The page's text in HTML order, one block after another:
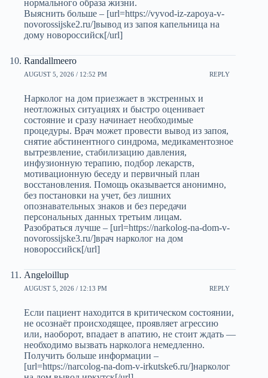
нормального образа жизни.
Выяснить больше – [url=https://vyvod-iz-zapoya-v-
novorossijske2.ru/]вывод из запоя капельница на
дому новороссийск[/url]
Randallmeero
AUGUST 5, 2026 / 12:52 PM REPLY
Нарколог на дом приезжает в экстренных и
неотложных ситуациях и быстро оценивает
состояние и сразу начинает необходимые
процедуры. Врач может провести вывод из запоя,
снятие абстинентного синдрома, медикаментозное
вытрезвление, стабилизацию давления,
инфузионную терапию, подбор лекарств,
мотивационную беседу и первичный план
восстановления. Помощь оказывается анонимно,
без постановки на учет, без лишних
опознавательных знаков и без передачи
персональных данных третьим лицам.
Разобраться лучше – [url=https://narkolog-na-dom-v-
novorossijske3.ru/]врач нарколог на дом
новороссийск[/url]
Angeloillup
AUGUST 5, 2026 / 12:13 PM REPLY
Если пациент находится в критическом состоянии,
не осознаёт происходящее, проявляет агрессию
или, наоборот, впадает в апатию, не стоит ждать —
необходимо вызвать нарколога немедленно.
Получить больше информации –
[url=https://narcolog-na-dom-v-irkutske6.ru/]нарколог